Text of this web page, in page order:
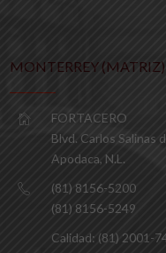
MONTERREY (MATRIZ)
FORTACERO
Blvd. Carlos Salinas
Apodaca, N.L.
(81) 8156-5200
(81) 8156-5249
Calidad: (81) 2001-